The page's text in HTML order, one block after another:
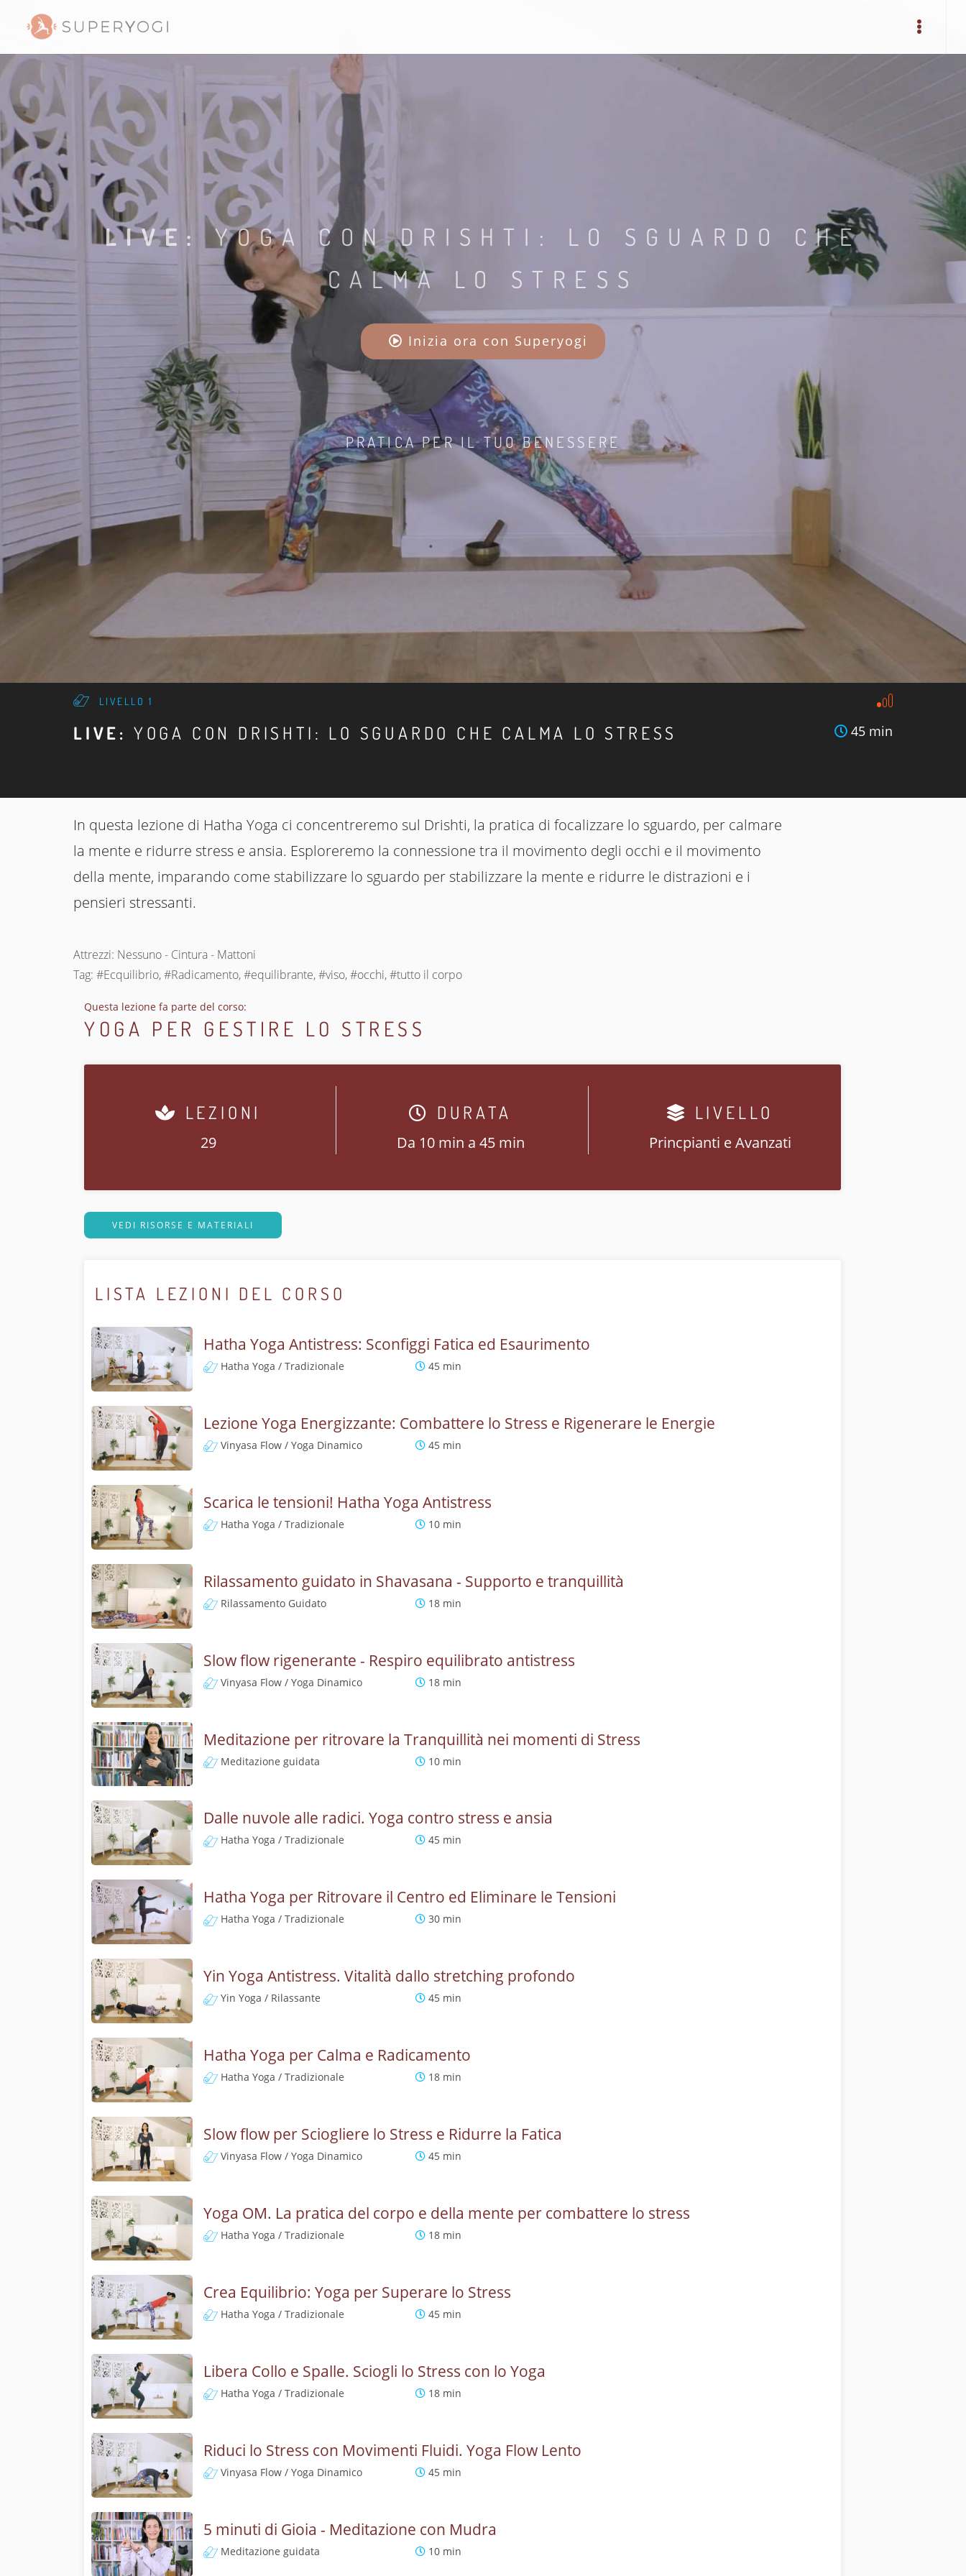
Inizia ora con Superyogi
LIVE:YOGA CON DRISHTI: LO SGUARDO CHE
CALMA LO STRESS
PRATICA PER IL TUO BENESSERE
LIVELLO 1
LIVE: YOGA CON DRISHTI: LO SGUARDO CHE CALMA LO STRESS 45 min
In questa lezione di Hatha Yoga ci concentreremo sul Drishti, la pratica di focalizzare lo sguardo, per calmare
la mente e ridurre stress e ansia. Esploreremo la connessione tra il movimento degli occhi e il movimento
della mente, imparando come stabilizzare lo sguardo per stabilizzare la mente e ridurre le distrazioni e i
pensieri stressanti.
Attrezzi: Nessuno - Cintura - Mattoni
Tag: #Ecquilibrio, #Radicamento, #equilibrante, #viso, #occhi, #tutto il corpo
Questa lezione fa parte del corso:
YOGA PER GESTIRE LO STRESS
LEZIONI
29
DURATA
Da 10 min a 45 min
LIVELLO
Princpianti e Avanzati
VEDI RISORSE E MATERIALI
LISTA LEZIONI DEL CORSO
Hatha Yoga Antistress: Sconfiggi Fatica ed Esaurimento
Hatha Yoga / Tradizionale 45 min
Lezione Yoga Energizzante: Combattere lo Stress e Rigenerare le Energie
Vinyasa Flow / Yoga Dinamico 45 min
Scarica le tensioni! Hatha Yoga Antistress
Hatha Yoga / Tradizionale 10 min
Rilassamento guidato in Shavasana - Supporto e tranquillità
Rilassamento Guidato 18 min
Slow flow rigenerante - Respiro equilibrato antistress
Vinyasa Flow / Yoga Dinamico 18 min
Meditazione per ritrovare la Tranquillità nei momenti di Stress
Meditazione guidata 10 min
Dalle nuvole alle radici. Yoga contro stress e ansia
Hatha Yoga / Tradizionale 45 min
Hatha Yoga per Ritrovare il Centro ed Eliminare le Tensioni
Hatha Yoga / Tradizionale 30 min
Yin Yoga Antistress. Vitalità dallo stretching profondo
Yin Yoga / Rilassante 45 min
Hatha Yoga per Calma e Radicamento
Hatha Yoga / Tradizionale 18 min
Slow flow per Sciogliere lo Stress e Ridurre la Fatica
Vinyasa Flow / Yoga Dinamico 45 min
Yoga OM. La pratica del corpo e della mente per combattere lo stress
Hatha Yoga / Tradizionale 18 min
Crea Equilibrio: Yoga per Superare lo Stress
Hatha Yoga / Tradizionale 45 min
Libera Collo e Spalle. Sciogli lo Stress con lo Yoga
Hatha Yoga / Tradizionale 18 min
Riduci lo Stress con Movimenti Fluidi. Yoga Flow Lento
Vinyasa Flow / Yoga Dinamico 45 min
5 minuti di Gioia - Meditazione con Mudra
Meditazione guidata 10 min